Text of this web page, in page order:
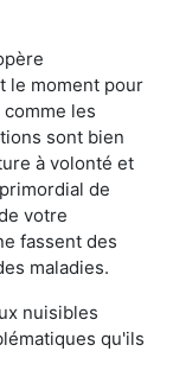
le moment pour
les
sont bien
à volonté et
de
votre
fassent des
maladies.
nuisibles
qu'ils